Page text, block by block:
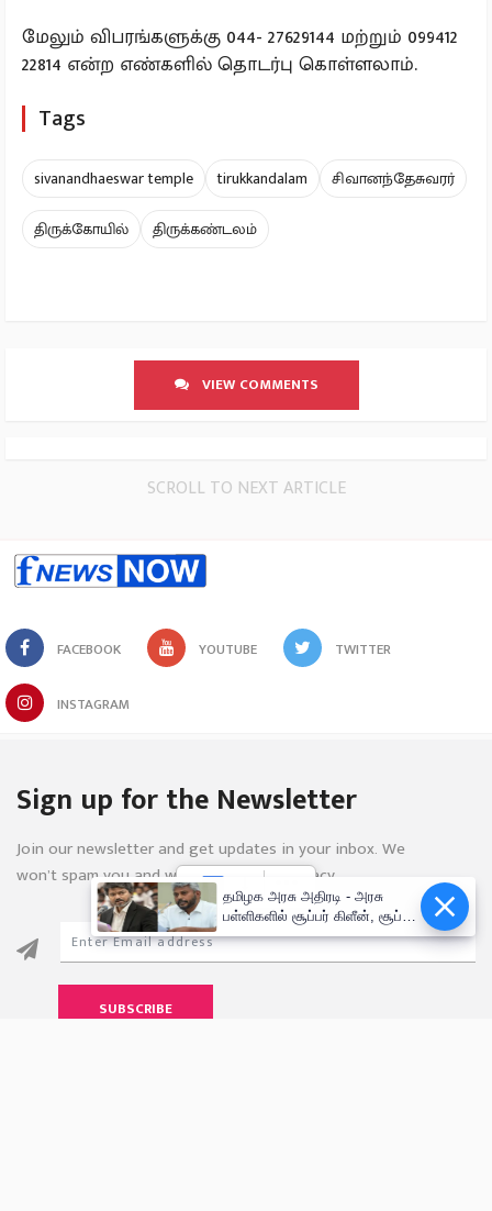
மேலும் விபரங்களுக்கு 044- 27629144 மற்றும் 099412
22814 என்ற எண்களில் தொடர்பு கொள்ளலாம்.
Tags
sivanandhaeswar temple tirukkandalam
சிவானந்தேசுவரர்
திருக்கோயில்
திருக்கண்டலம்
VIEW COMMENTS
SCROLL TO NEXT ARTICLE
FACEBOOK YOUTUBE TWITTER
INSTAGRAM
Sign up for the Newsletter
Join our newsletter and get updates in your inbox. We
won’t spam you and we respect your privacy.
SUBSCRIBE
தமிழக அரசு அதிரடி - அரசு
பள்ளிகளில் சூப்பர் கிளீன், சூப்பர்
கேம்பஸ் திட்டம்!